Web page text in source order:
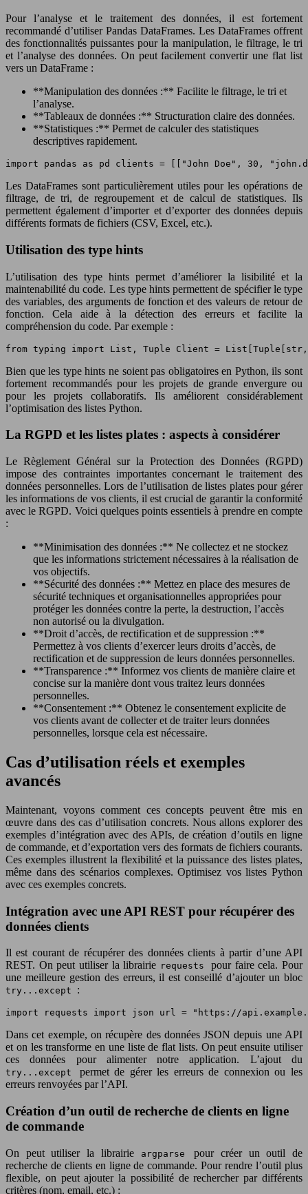
Pour l’analyse et le traitement des données, il est fortement
recommandé d’utiliser Pandas DataFrames. Les DataFrames offrent
des fonctionnalités puissantes pour la manipulation, le filtrage, le tri
et l’analyse des données. On peut facilement convertir une flat list
vers un DataFrame :
**Manipulation des données :** Facilite le filtrage, le tri et
l’analyse.
**Tableaux de données :** Structuration claire des données.
**Statistiques :** Permet de calculer des statistiques
descriptives rapidement.
import pandas as pd clients = [["John Doe", 30, "
Les DataFrames sont particulièrement utiles pour les opérations de
filtrage, de tri, de regroupement et de calcul de statistiques. Ils
permettent également d’importer et d’exporter des données depuis
différents formats de fichiers (CSV, Excel, etc.).
Utilisation des type hints
L’utilisation des type hints permet d’améliorer la lisibilité et la
maintenabilité du code. Les type hints permettent de spécifier le type
des variables, des arguments de fonction et des valeurs de retour de
fonction. Cela aide à la détection des erreurs et facilite la
compréhension du code. Par exemple :
from typing import List, Tuple Client =
Bien que les type hints ne soient pas obligatoires en Python, ils sont
fortement recommandés pour les projets de grande envergure ou
pour les projets collaboratifs. Ils améliorent considérablement
l’optimisation des listes Python.
La RGPD et les listes plates : aspects à considérer
Le Règlement Général sur la Protection des Données (RGPD)
impose des contraintes importantes concernant le traitement des
données personnelles. Lors de l’utilisation de listes plates pour gérer
les informations de vos clients, il est crucial de garantir la conformité
avec le RGPD. Voici quelques points essentiels à prendre en compte
:
**Minimisation des données :** Ne collectez et ne stockez
que les informations strictement nécessaires à la réalisation de
vos objectifs.
**Sécurité des données :** Mettez en place des mesures de
sécurité techniques et organisationnelles appropriées pour
protéger les données contre la perte, la destruction, l’accès
non autorisé ou la divulgation.
**Droit d’accès, de rectification et de suppression :**
Permettez à vos clients d’exercer leurs droits d’accès, de
rectification et de suppression de leurs données personnelles.
**Transparence :** Informez vos clients de manière claire et
concise sur la manière dont vous traitez leurs données
personnelles.
**Consentement :** Obtenez le consentement explicite de
vos clients avant de collecter et de traiter leurs données
personnelles, lorsque cela est nécessaire.
Cas d’utilisation réels et exemples
avancés
Maintenant, voyons comment ces concepts peuvent être mis en
œuvre dans des cas d’utilisation concrets. Nous allons explorer des
exemples d’intégration avec des APIs, de création d’outils en ligne
de commande, et d’exportation vers des formats de fichiers courants.
Ces exemples illustrent la flexibilité et la puissance des listes plates,
même dans des scénarios complexes. Optimisez vos listes Python
avec ces exemples concrets.
Intégration avec une API REST pour récupérer des
données clients
Il est courant de récupérer des données clients à partir d’une API
REST. On peut utiliser la librairie requests pour faire cela. Pour
une meilleure gestion des erreurs, il est conseillé d’ajouter un bloc
try...except :
import requests import json url = "https://
Dans cet exemple, on récupère des données JSON depuis une API
et on les transforme en une liste de flat lists. On peut ensuite utiliser
ces données pour alimenter notre application. L’ajout du
try...except permet de gérer les erreurs de connexion ou les
erreurs renvoyées par l’API.
Création d’un outil de recherche de clients en ligne
de commande
On peut utiliser la librairie argparsepour créer un outil de
recherche de clients en ligne de commande. Pour rendre l’outil plus
flexible, on peut ajouter la possibilité de rechercher par différents
critères (nom, email, etc.) :